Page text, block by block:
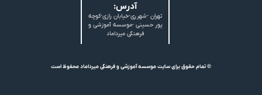
آدرس:
تهران -شهرری-خیابان رازی-کوچه
پور حسینی -موسسه آموزشی و
فرهنگی میرداماد
© تمام حقوق برای سایت موسسه آموزشی و فرهنگی میرداماد محفوظ است